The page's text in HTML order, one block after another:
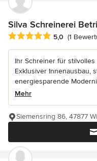
Silva Schreinerei
Durchschnittliche
5,0 (1
Ihr Schreiner für
Exklusiver Innenausbau,
energiesparende
Mehr
Siemensring 86, 47877